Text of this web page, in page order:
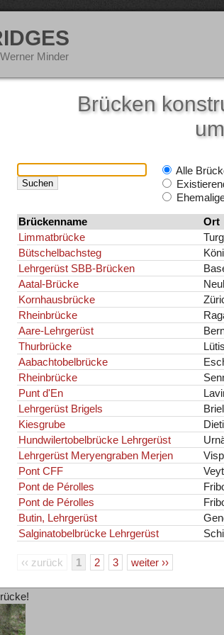
Minder
Brücken
Alle
Brückenname Ort
Limmatbrücke
Bütschelbachsteg
Lehrgerüst SBB-Brücken
Aatal-Brücke
Kornhausbrücke
Rheinbrücke
Aare-Lehrgerüst
Thurbrücke
Aabachtobelbrücke
Rheinbrücke
Punt d'En
Lehrgerüst Brigels
Briel
Kiesgrube
Hundwilertobelbrücke Lehrgerüst
Lehrgerüst Meryengraben Merjen
Visp
Pont CFF
Pont de Pérolles
Pont de Pérolles
Butin, Lehrgerüst
Salginatobelbrücke Lehrgerüst
‹‹ zurück 1 2 3 weiter ››